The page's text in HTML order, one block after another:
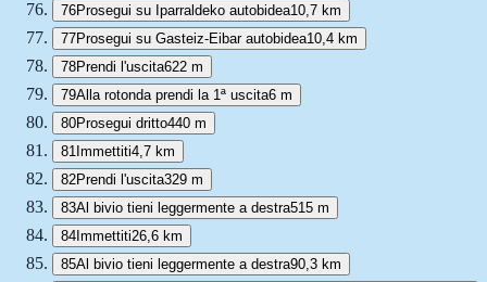
76Prosegui su Iparraldeko autobidea10,7 km
77Prosegui su Gasteiz-Eibar autobidea10,4 km
78Prendi l'uscita622 m
79Alla rotonda prendi la 1ª uscita6 m
80Prosegui dritto440 m
81 Immettiti4,7 km
82Prendi l'uscita329 m
83Al bivio tieni leggermente a destra515 m
84Immettiti26,6 km
85Al bivio tieni leggermente a destra90,3 km